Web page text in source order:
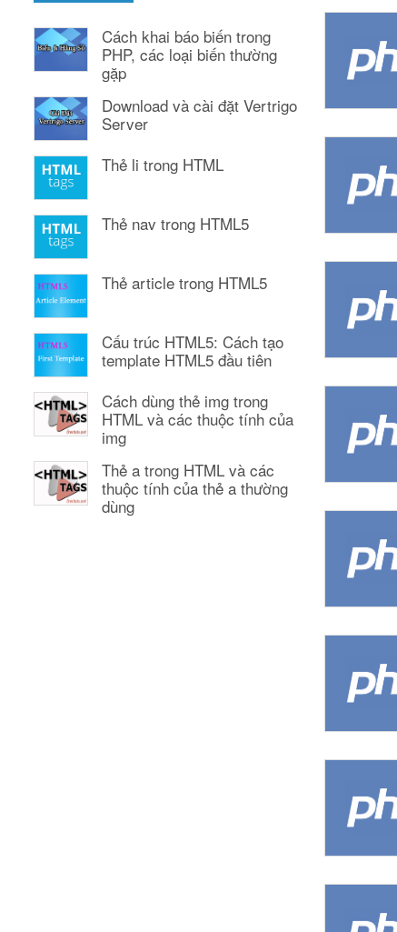
Cách khai báo biến trong
PHP, các loại biến thường
gặp
Download và cài đặt Vertrigo
Server
Thẻ li trong HTML
Thẻ nav trong HTML5
Thẻ article trong HTML5
Cấu trúc HTML5: Cách tạo
template HTML5 đầu tiên
Cách dùng thẻ img trong
HTML và các thuộc tính của
img
Thẻ a trong HTML và các
thuộc tính của thẻ a thường
dùng